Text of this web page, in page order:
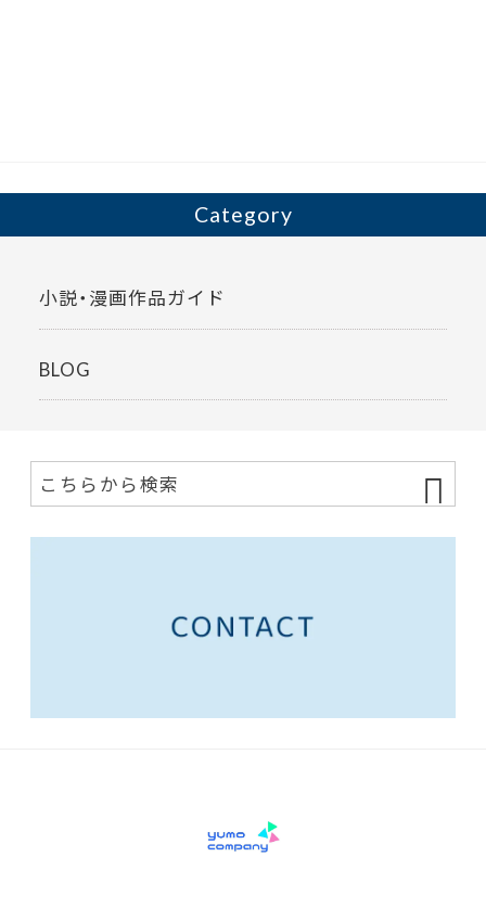
Category
小説・漫画作品ガイド
BLOG